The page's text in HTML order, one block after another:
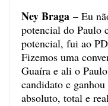
Ney Braga – Eu
potencial do Paulo
potencial, fui ao
Fizemos uma
Guaíra e ali o
candidato e
absoluto, total e